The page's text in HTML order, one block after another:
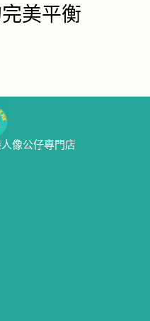
美平衡
人像公仔專門店